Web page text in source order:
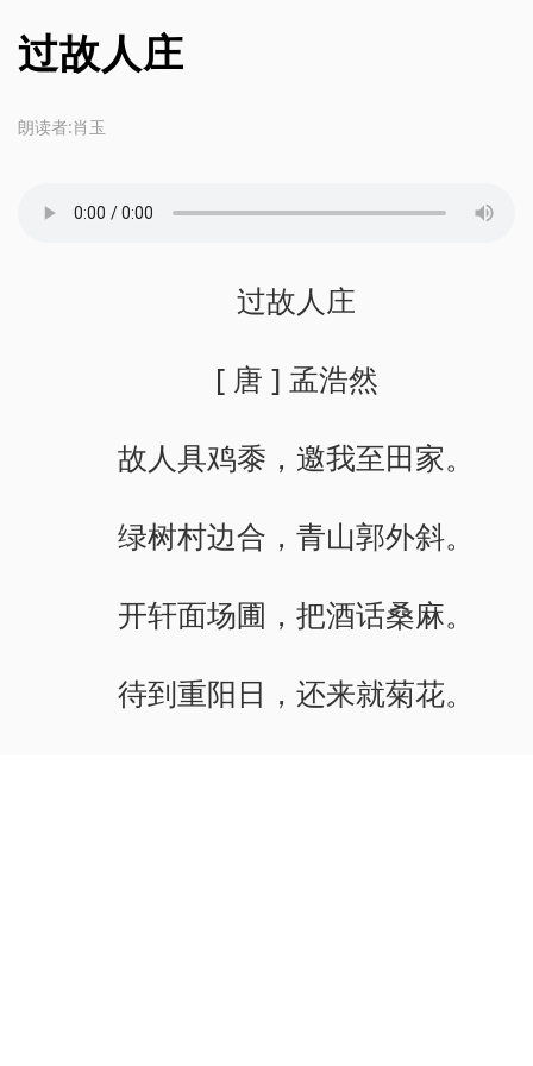
过故人庄
朗读者:肖玉
过故人庄
[ 唐 ] 孟浩然
故人具鸡黍，邀我至田家。
绿树村边合，青山郭外斜。
开轩面场圃，把酒话桑麻。
待到重阳日，还来就菊花。